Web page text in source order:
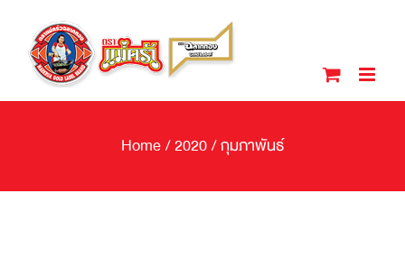
content
Home/2020/กุมภาพันธ์